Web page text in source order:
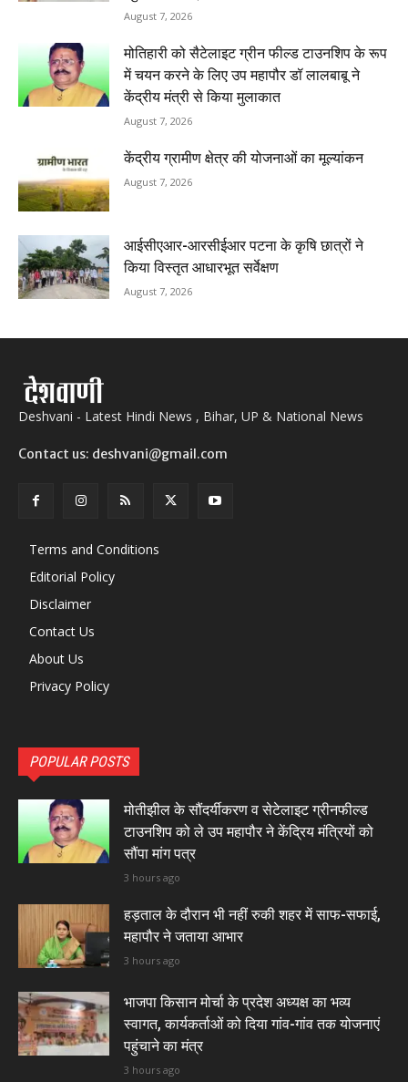
August 7, 2026
मोतिहारी को सैटेलाइट ग्रीन फील्ड टाउनशिप के रूप
में चयन करने के लिए उप महापौर डॉ लालबाबू ने
केंद्रीय मंत्री से किया मुलाकात
August 7, 2026
केंद्रीय ग्रामीण क्षेत्र की योजनाओं का मूल्यांकन
August 7, 2026
आईसीएआर-आरसीईआर पटना के कृषि छात्रों ने
किया विस्तृत आधारभूत सर्वेक्षण
August 7, 2026
Deshvani - Latest Hindi News , Bihar, UP & National News
Contact us: deshvani@gmail.com
Terms and Conditions
Editorial Policy
Disclaimer
Contact Us
About Us
Privacy Policy
POPULAR POSTS
मोतीझील के सौंदर्यीकरण व सेटेलाइट ग्रीनफील्ड
टाउनशिप को ले उप महापौर ने केंद्रिय मंत्रियों को
सौंपा मांग पत्र
3 hours ago
हड़ताल के दौरान भी नहीं रुकी शहर में साफ-सफाई,
महापौर ने जताया आभार
3 hours ago
भाजपा किसान मोर्चा के प्रदेश अध्यक्ष का भव्य
स्वागत, कार्यकर्ताओं को दिया गांव-गांव तक योजनाएं
पहुंचाने का मंत्र
3 hours ago